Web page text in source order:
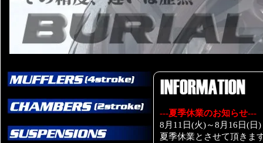
---夏季休業のお知らせ---
8月11日(火)～8月16日(日)
夏季休業とさせて頂きま